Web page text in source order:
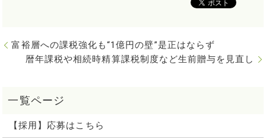
富裕層への課税強化も“1億円の壁”是正はならず
暦年課税や相続時精算課税制度など生前贈与を見直し
【採用】応募はこちら